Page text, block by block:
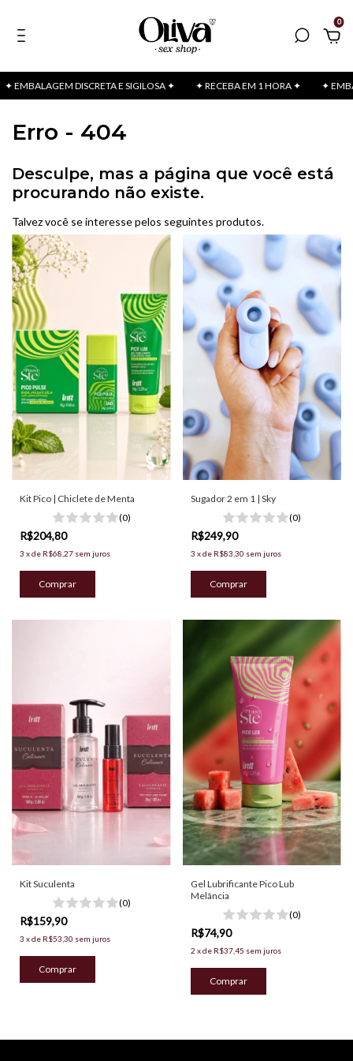
0
EMBALAGEM DISCRETA E SIGILOSA ✦ ✦ RECEBA EM 1 HORA ✦ ✦
Erro - 404
Desculpe, mas a página que você está
procurando não existe.
Talvez você se interesse pelos seguintes produtos.
Kit Pico | Chiclete de Menta
(0)
R$204,80
3 xde R$68,27 sem juros
Sugador 2 em 1 | Sky
(0)
R$249,90
3 xde R$83,30 sem juros
Kit Suculenta
(0)
R$159,90
3 xde R$53,30 sem juros
Gel Lubrificante Pico Lub
Melância
(0)
R$74,90
2 xde R$37,45 sem juros